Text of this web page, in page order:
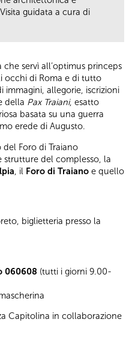
guidata a cura di
servì all’optimus princeps
occhi di Roma e di tutto
immagini, allegorie, iscrizioni
della Pax Traiani, esatto
basata su una guerra
erede di Augusto.
del Foro di Traiano
strutture del complesso, la
, il Foro di Traiano e quello
biglietteria presso la
060608 (tutti i giorni 9.00-
Capitolina in collaborazione